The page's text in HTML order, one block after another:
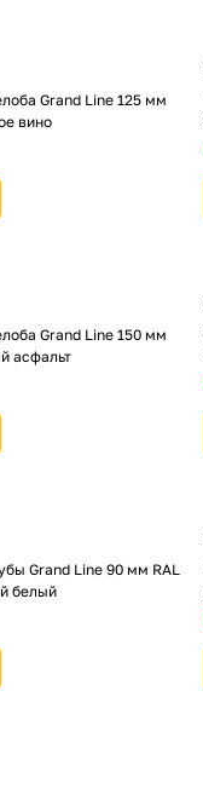
Grand Line 125 мм
вино
Grand Line 150 мм
асфальт
Grand Line 90 мм RAL
белый